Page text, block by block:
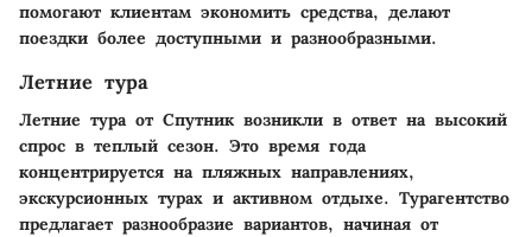
помогают клиентам экономить средства, делают
поездки более доступными и разнообразными.
Летние тура
Летние тура от Спутник возникли в ответ на высокий
спрос в теплый сезон. Это время года
концентрируется на пляжных направлениях,
экскурсионных турах и активном отдыхе. Турагентство
предлагает разнообразие вариантов, начиная от